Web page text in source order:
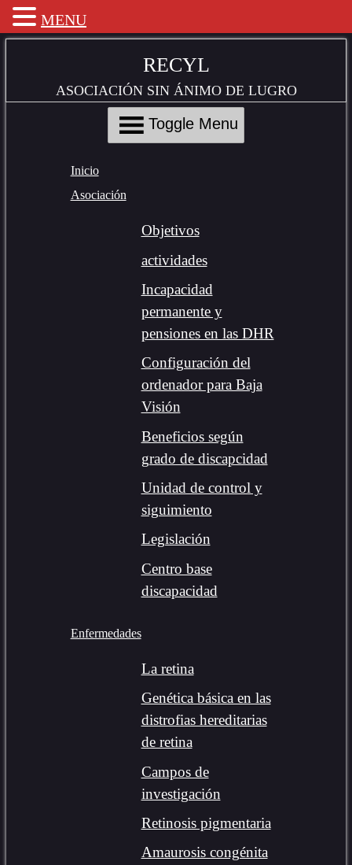
Content
RECYL
ASOCIACIÓN SIN ÁNIMO DE LUGRO
Toggle Menu
Inicio
Asociación
Objetivos
actividades
Incapacidad
permanente y
pensiones en las DHR
Configuración del
ordenador para Baja
Visión
Beneficios según
grado de discapcidad
Unidad de control y
siguimiento
Legislación
Centro base
discapacidad
Enfermedades
La retina
Genética básica en las
distrofias hereditarias
de retina
Campos de
investigación
Retinosis pigmentaria
Amaurosis congénita
MENU